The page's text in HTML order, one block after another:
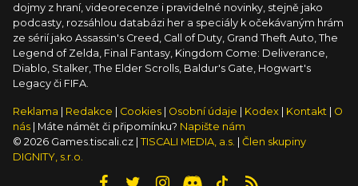
dojmy z hraní, videorecenze i pravidelné novinky, stejně jako
podcasty, rozsáhlou databázi her a speciály k očekávaným hrám
ze sérií jako Assassin's Creed, Call of Duty, Grand Theft Auto, The
Legend of Zelda, Final Fantasy, Kingdom Come: Deliverance,
Diablo, Stalker, The Elder Scrolls, Baldur's Gate, Hogwart's
Legacy či FIFA.
Reklama Redakce Cookies Osobní údaje Kodex Kontakt
O
nás
| Máte námět či připomínku? Napište nám
© 2026 Games.tiscali.cz | TISCALI MEDIA, a.s.
Člen skupiny
DIGNITY, s.r.o.